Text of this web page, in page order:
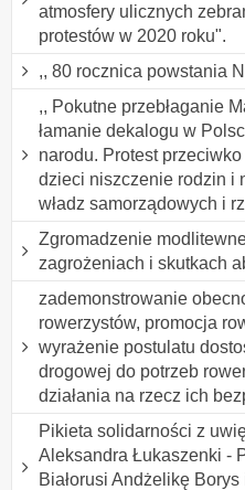
atmosfery ulicznych
protestów w 2020 roku".
,, 80 rocznica powstania
,, Pokutne przebłaganie
łamanie dekalogu w
narodu. Protest
dzieci niszczenie rodzin i
władz samorządowych i
Zgromadzenie
zagrożeniach i skutkach
zademonstrowanie
rowerzystów, promocja
wyrażenie postulatu
drogowej do potrzeb
działania na rzecz ich
Pikieta solidarności z
Aleksandra Łukaszenki -
Białorusi Andżelikę